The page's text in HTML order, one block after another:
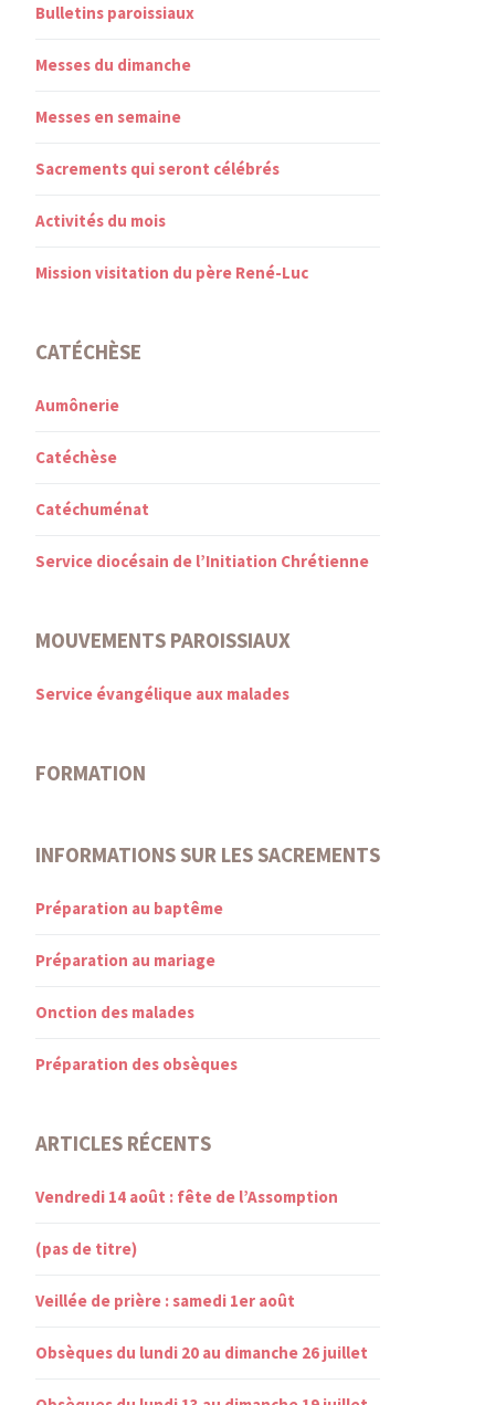
Bulletins paroissiaux
Messes du dimanche
Messes en semaine
Sacrements qui seront célébrés
Activités du mois
Mission visitation du père René-Luc
CATÉCHÈSE
Aumônerie
Catéchèse
Catéchuménat
Service diocésain de l’Initiation Chrétienne
MOUVEMENTS PAROISSIAUX
Service évangélique aux malades
FORMATION
INFORMATIONS SUR LES SACREMENTS
Préparation au baptême
Préparation au mariage
Onction des malades
Préparation des obsèques
ARTICLES RÉCENTS
Vendredi 14 août : fête de l’Assomption
(pas de titre)
Veillée de prière : samedi 1er août
Obsèques du lundi 20 au dimanche 26 juillet